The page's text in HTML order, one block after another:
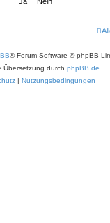
® Forum Software © phpBB
Übersetzung durch phpBB.de
| Nutzungsbedingungen